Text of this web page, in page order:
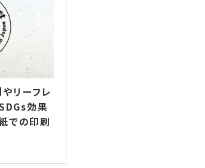
リーフレ
効果
での印刷